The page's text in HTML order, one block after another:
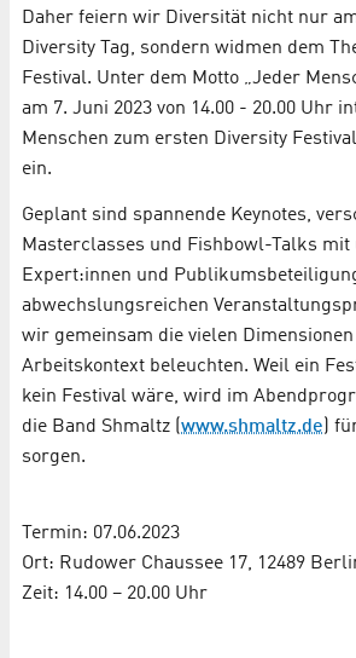
Daher feiern wir Diversität nicht nur
Diversity Tag, sondern widmen dem
Festival. Unter dem Motto „Jeder
am 7. Juni 2023 von 14.00 - 20.00 Uhr
Menschen zum ersten Diversity
ein.
Geplant sind spannende Keynotes,
Masterclasses und Fishbowl-Talks
Expert:innen und
abwechslungsreichen
wir gemeinsam die vielen
Arbeitskontext beleuchten. Weil ein
kein Festival wäre, wird im
die Band Shmaltz ( www.shmaltz.de )
sorgen.
Termin: 07.06.2023
Ort: Rudower Chaussee 17, 12489
Zeit: 14.00 – 20.00 Uhr